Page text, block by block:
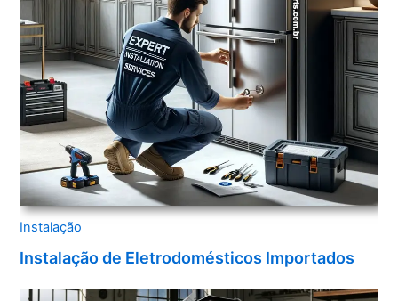
Instalação
Instalação de Eletrodomésticos Importados